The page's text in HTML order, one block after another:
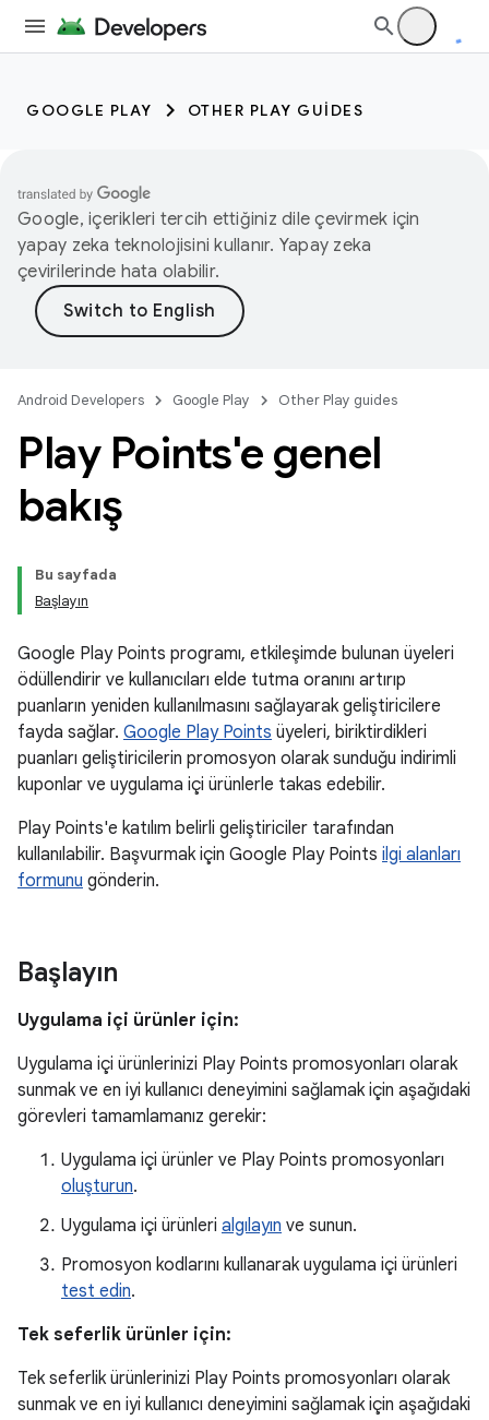
GOOGLE PLAY OTHER PLAY GUIDES
Google, içerikleri tercih ettiğiniz dile çevirmek için
yapay zeka teknolojisini kullanır. Yapay zeka
çevirilerinde hata olabilir.
Android Developers Google Play Other Play guides
Play Points'e genel
bakış
Bu sayfada
Başlayın
Google Play Points programı, etkileşimde bulunan üyeleri
ödüllendirir ve kullanıcıları elde tutma oranını artırıp
puanların yeniden kullanılmasını sağlayarak geliştiricilere
fayda sağlar. Google Play Points üyeleri, biriktirdikleri
puanları geliştiricilerin promosyon olarak sunduğu indirimli
kuponlar ve uygulama içi ürünlerle takas edebilir.
Play Points'e katılım belirli geliştiriciler tarafından
kullanılabilir. Başvurmak için Google Play Points ilgi alanları
formunu gönderin.
Başlayın
Uygulama içi ürünler için:
Uygulama içi ürünlerinizi Play Points promosyonları olarak
sunmak ve en iyi kullanıcı deneyimini sağlamak için aşağıdaki
görevleri tamamlamanız gerekir:
Uygulama içi ürünler ve Play Points promosyonları
oluşturun.
Uygulama içi ürünleri algılayın ve sunun.
Promosyon kodlarını kullanarak uygulama içi ürünleri
test edin.
Tek seferlik ürünler için:
Tek seferlik ürünlerinizi Play Points promosyonları olarak
sunmak ve en iyi kullanıcı deneyimini sağlamak için aşağıdaki